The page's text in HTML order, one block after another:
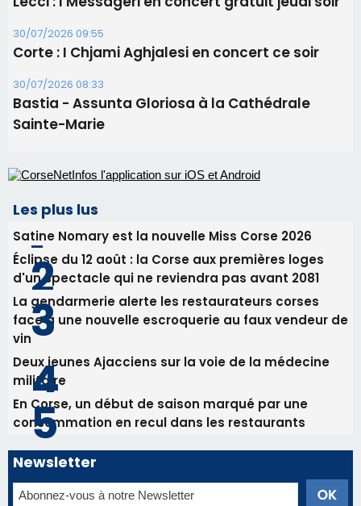
Satine Nomary est la nouvelle Miss Corse 2026
d'un spectacle qui ne reviendra pas avant 2081
La gendarmerie alerte les restaurateurs corses
face à une nouvelle escroquerie au faux vendeur de
Deux jeunes Ajacciens sur la voie de la médecine
En Corse, un début de saison marqué par une
consommation en recul dans les restaurants
Newsletter
Inscrivez-vous à la newsletter de CNI et recevez par
email les infos les plus importantes et une sélection de
nos meilleurs articles
Régie publicitaire